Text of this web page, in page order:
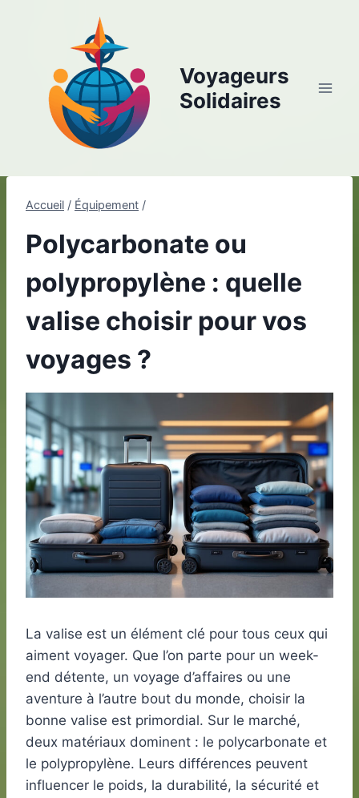
Voyageurs
Solidaires
Accueil / Équipement /
Polycarbonate ou
polypropylène : quelle
valise choisir pour vos
voyages ?
La valise est un élément clé pour tous ceux qui
aiment voyager. Que l’on parte pour un week-
end détente, un voyage d’affaires ou une
aventure à l’autre bout du monde, choisir la
bonne valise est primordial. Sur le marché,
deux matériaux dominent : le polycarbonate et
le polypropylène. Leurs différences peuvent
influencer le poids, la durabilité, la sécurité et